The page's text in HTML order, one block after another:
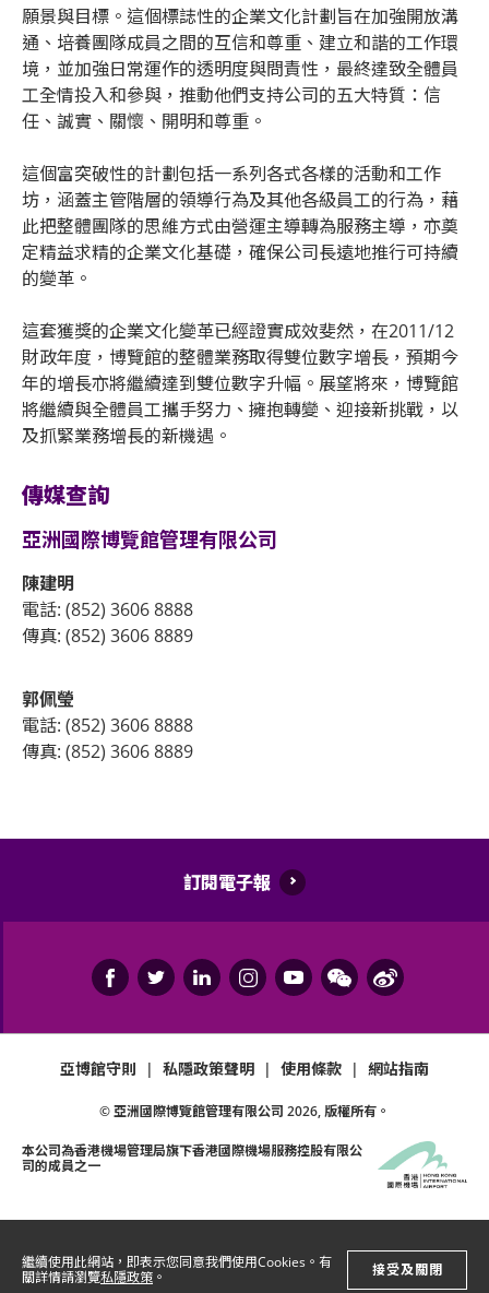
繼續使用此網站，即表示您同意我們使用Cookies。有
關詳情請瀏覽私隱政策 。 接受及關閉
願景與目標。這個標誌性的企業文化計劃旨在加強開放溝
通、培養團隊成員之間的互信和尊重、建立和諧的工作環
境，並加強日常運作的透明度與問責性，最終達致全體員
工全情投入和參與，推動他們支持公司的五大特質：信
任、誠實、關懷、開明和尊重。
這個富突破性的計劃包括一系列各式各樣的活動和工作
坊，涵蓋主管階層的領導行為及其他各級員工的行為，藉
此把整體團隊的思維方式由營運主導轉為服務主導，亦奠
定精益求精的企業文化基礎，確保公司長遠地推行可持續
的變革。
這套獲獎的企業文化變革已經證實成效斐然，在2011/12
財政年度，博覽館的整體業務取得雙位數字增長，預期今
年的增長亦將繼續達到雙位數字升幅。展望將來，博覽館
將繼續與全體員工攜手努力、擁抱轉變、迎接新挑戰，以
及抓緊業務增長的新機遇。
傳媒查詢
亞洲國際博覽館管理有限公司
陳建明
電話: (852) 3606 8888
傳真: (852) 3606 8889
郭佩瑩
電話: (852) 3606 8888
傳真: (852) 3606 8889
訂閱電子報
亞博館守則 | 私隱政策聲明 | 使用條款 | 網站指南
© 亞洲國際博覽館管理有限公司 2026, 版權所有。
本公司為香港機場管理局旗下香港國際機場服務控股有限公
司的成員之一